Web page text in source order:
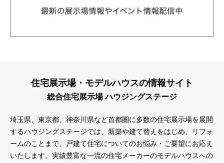
住宅展示場・モデルハウスの情報サイト
総合住宅展示場 ハウジングステージ
埼玉県、東京都、神奈川県など首都圏に多数の住宅展示場を展開
するハウジングステージでは、新築や建て替えをはじめ、リフォ
ームのことまで、戸建て住宅についてのお悩み・ご要望にお応え
いたします。実績豊富な一流の住宅メーカーのモデルハウスへの